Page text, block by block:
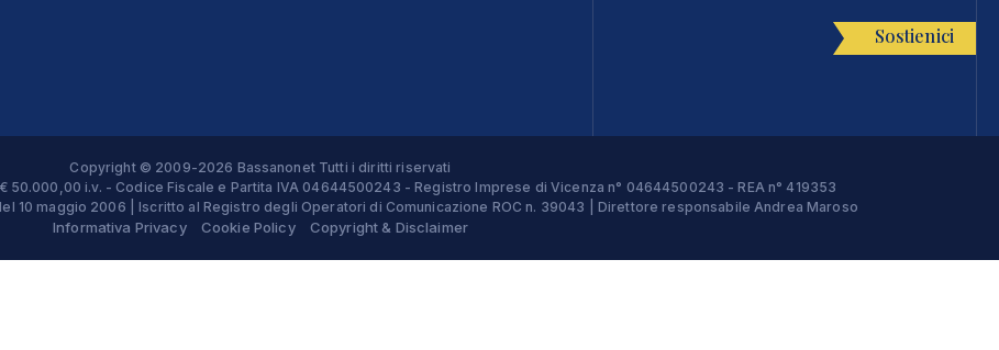
Sostienici
Copyright © 2009-2026 Bassanonet Tutti i diritti riservati
50.000,00 i.v. - Codice Fiscale e Partita IVA 04644500243 - Registro Imprese di Vicenza n° 04644500243 - REA n° 419353
10 maggio 2006 | Iscritto al Registro degli Operatori di Comunicazione ROC n. 39043 | Direttore responsabile Andrea Maroso
Informativa Privacy Cookie Policy Copyright & Disclaimer